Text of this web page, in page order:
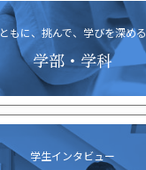
ともに、挑んで、学びを深める
学部・学科
学生インタビュー